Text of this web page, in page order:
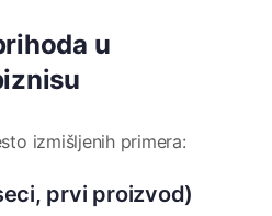
u
izmišljenih primera:
prvi proizvod)